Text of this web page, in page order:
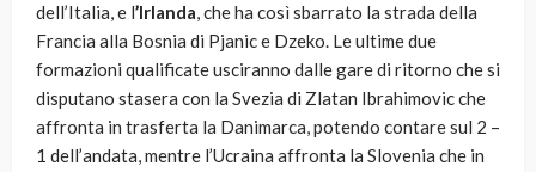
dell’Italia, e l’Irlanda, che ha così sbarrato la strada della
Francia alla Bosnia di Pjanic e Dzeko. Le ultime due
formazioni qualificate usciranno dalle gare di ritorno che si
disputano stasera con la Svezia di Zlatan Ibrahimovic che
affronta in trasferta la Danimarca, potendo contare sul 2 –
1 dell’andata, mentre l’Ucraina affronta la Slovenia che in